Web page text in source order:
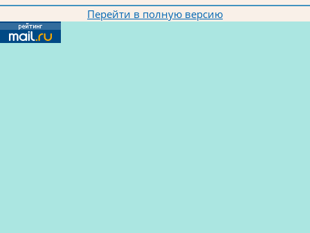
Перейти в полную версию